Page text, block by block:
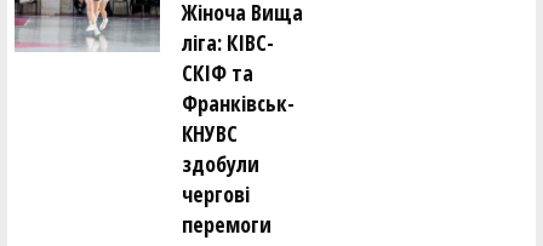
Жіноча Вища
ліга: КІВС-
СКІФ та
Франківськ-
КНУВС
здобули
чергові
перемоги